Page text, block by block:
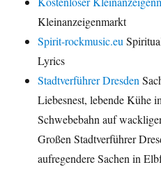
Kleinanzeigenmarkt
Spirit-rockmusic.eu
Lyrics
Stadtverführer Dresden
Liebesnest, lebende Kühe
Schwebebahn auf
Großen Stadtverführer
aufregendere Sachen in